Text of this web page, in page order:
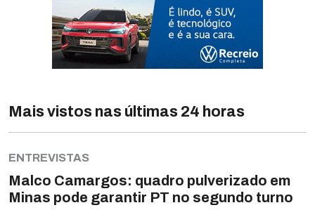
Mais vistos nas últimas 24 horas
ENTREVISTAS
Malco Camargos: quadro pulverizado em
Minas pode garantir PT no segundo turno